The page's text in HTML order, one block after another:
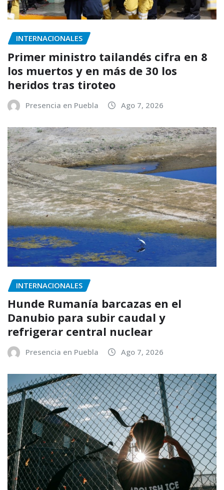
INTERNACIONALES
Primer ministro tailandés cifra en 8
los muertos y en más de 30 los
heridos tras tiroteo
Presencia en Puebla Ago 7, 2026
INTERNACIONALES
Hunde Rumanía barcazas en el
Danubio para subir caudal y
refrigerar central nuclear
Presencia en Puebla Ago 7, 2026